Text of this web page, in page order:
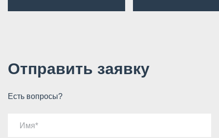
Отправить заявку
Есть вопросы?
Имя